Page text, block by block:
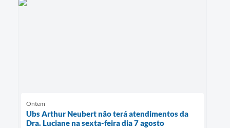
Ontem
Ubs Arthur Neubert não terá atendimentos da
Dra. Luciane na sexta-feira dia 7 agosto